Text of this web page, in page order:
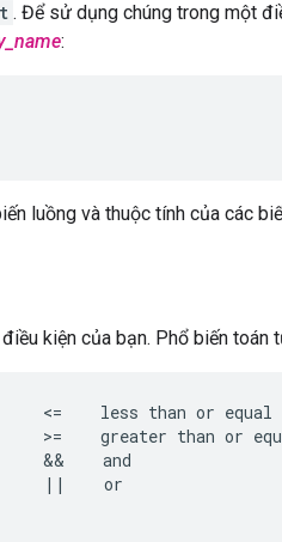
. Để sử dụng chúng trong một
:
luồng và thuộc tính của các
kiện của bạn. Phổ biến toán
<=    less than or equal
>=    greater than or
&&    and
||    or